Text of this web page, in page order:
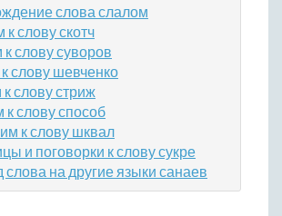
слова слалом
слову скотч
слову суворов
слову шевченко
слову стриж
слову способ
к слову шквал
и поговорки к слову сукре
на другие языки санаев